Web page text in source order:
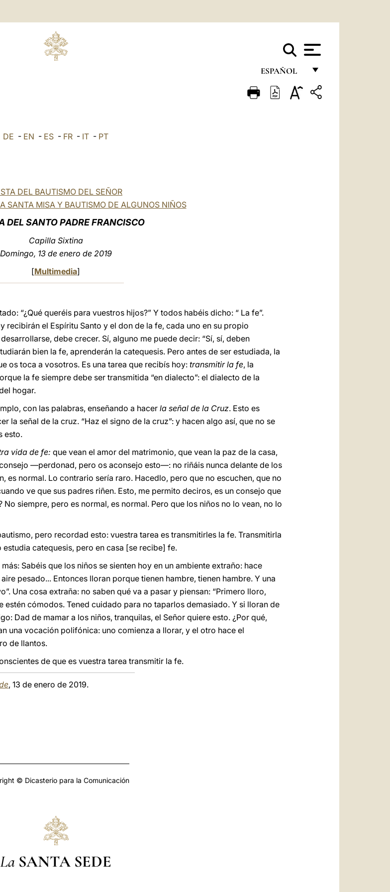
ESPAÑOL
FRANÇAIS
DE - EN - ES - FR - IT - PT
DEL BAUTISMO DEL SEÑOR
SANTA MISA Y BAUTISMO DE ALGUNOS NIÑOS
DEL SANTO PADRE FRANCISCO
Capilla Sixtina
Domingo, 13 de enero de 2019
[Multimedia]
“¿Qué queréis para vuestros hijos?” Y todos habéis dicho: “ La fe”.
recibirán el Espíritu Santo y el don de la fe, cada uno en su propio
debe crecer. Sí, alguno me puede decir: “Sí, sí, deben
bien la fe, aprenderán la catequesis. Pero antes de ser estudiada, la
os toca a vosotros. Es una tarea que recibís hoy: transmitir la fe, la
la fe siempre debe ser transmitida “en dialecto”: el dialecto de la
hogar.
con las palabras, enseñando a hacerla señal de la Cruz. Esto es
la señal de la cruz. “Haz el signo de la cruz”: y hacen algo así, que no se
esto.
vida de fe: que vean el amor del matrimonio, que vean la paz de la casa,
—perdonad, pero os aconsejo esto—: no riñáis nunca delante de los
es normal. Lo contrario sería raro. Hacedlo, pero que no escuchen, que no
ve que sus padres riñen. Esto, me permito deciros, es un consejo que
siempre, pero es normal, es normal. Pero que los niños no lo vean, no lo
pero recordad esto: vuestra tarea es transmitirles la fe. Transmitirla
catequesis, pero en casa [se recibe] fe.
Sabéis que los niños se sienten hoy en un ambiente extraño: hace
pesado... Entonces lloran porque tienen hambre, tienen hambre. Y una
Una cosa extraña: no saben qué va a pasar y piensan: “Primero lloro,
estén cómodos. Tened cuidado para no taparlos demasiado. Y si lloran de
Dad de mamar a los niños, tranquilas, el Señor quiere esto. ¿Por qué,
una vocación polifónica: uno comienza a llorar, y el otro hace el
de llantos.
de que es vuestra tarea transmitir la fe.
, 13 de enero de 2019.
© Dicasterio para la Comunicación
La SANTA SEDE